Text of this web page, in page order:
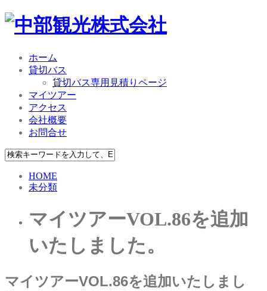
ホーム
貸切バス
貸切バス専用見積りページ
マイツアー
アクセス
会社概要
お問合せ
HOME
未分類
マイツアーVOL.86を追加
いたしました。
マイツアーVOL.86を追加いたしまし